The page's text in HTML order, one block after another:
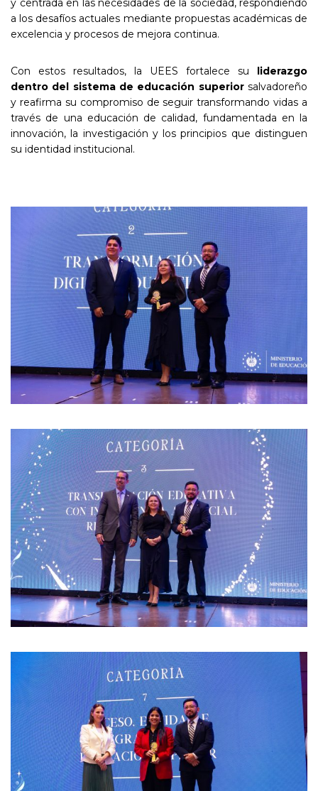
y centrada en las necesidades de la sociedad, respondiendo
a los desafíos actuales mediante propuestas académicas de
excelencia y procesos de mejora continua.
Con estos resultados, la UEES fortalece su liderazgo
dentro del sistema de educación superiorsalvadoreño
y reafirma su compromiso de seguir transformando vidas a
través de una educación de calidad, fundamentada en la
innovación, la investigación y los principios que distinguen
su identidad institucional.